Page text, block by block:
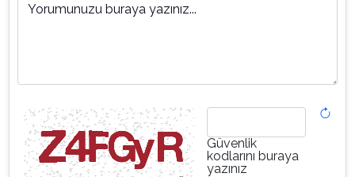
Yorumunuzu buraya yazınız...
Güvenlik
kodlarını buraya
yazınız